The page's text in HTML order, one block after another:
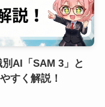
AI「SAM 3」と
すく解説！